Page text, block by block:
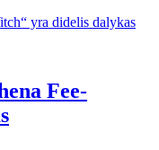
Fee-